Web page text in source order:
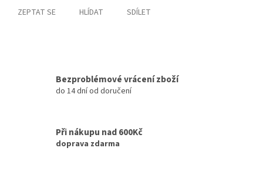
ZEPTAT SE HLÍDAT SDÍLET
Bezproblémové vrácení zboží
do 14 dní od doručení
Při nákupu nad 600Kč
doprava zdarma